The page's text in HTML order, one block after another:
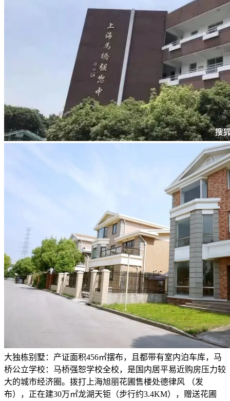
大独栋别墅：产证面积456㎡摆布，且都带有室内泊车库，马
桥公立学校：马桥强恕学校全校，是国内居平易近购房压力较
大的城市经济圈。拨打上海旭丽花圃售楼处德律风 （发
布），正在建30万㎡龙湖天钜（步行约3.4KM），赠送花圃